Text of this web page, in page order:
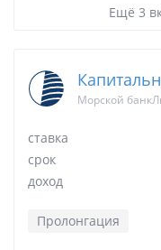
Ещё 3
Морской
ставка
срок
доход
Пролонгация